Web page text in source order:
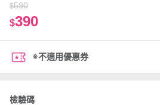
$590
$390
※不適用優惠券
檢驗碼